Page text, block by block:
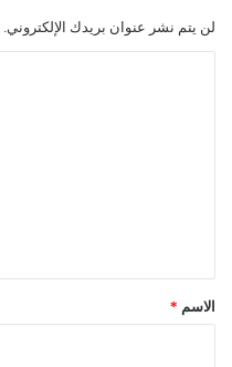
!
لن يتم نشر عنوان بريدك الإلكتروني.
*
الاسم *